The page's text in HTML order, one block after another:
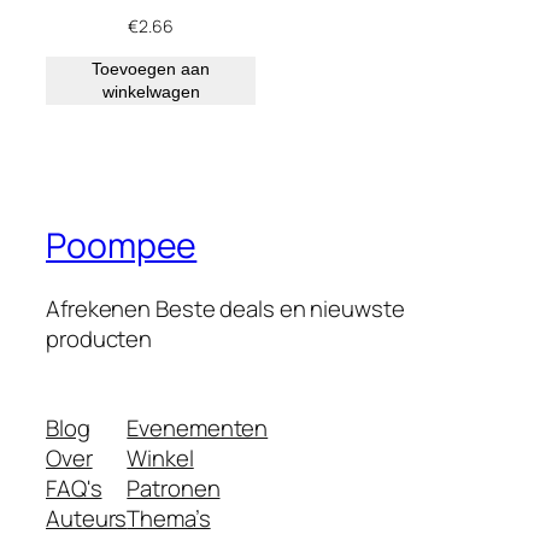
€2.66
Toevoegen aan
winkelwagen
Poompee
Afrekenen Beste deals en nieuwste
producten
Blog
Over
FAQ's
Auteurs
Evenementen
Winkel
Patronen
Thema’s